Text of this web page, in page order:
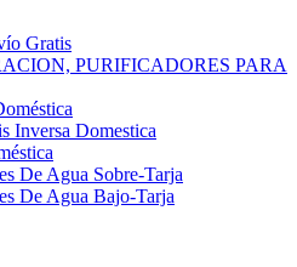
Gratis
PURIFICADORES PARA
Inversa Domestica
De Agua Sobre-Tarja
De Agua Bajo-Tarja